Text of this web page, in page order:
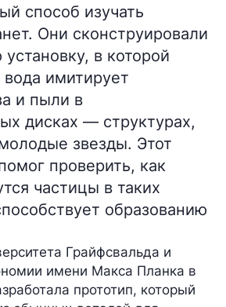
способ изучать
Они сконструировали
в которой
имитирует
и пыли в
дисках — структурах,
звезды. Этот
проверить, как
частицы в таких
образованию
Грайфсвальда и
имени Макса Планка в
прототип, который